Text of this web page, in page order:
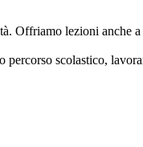
Offriamo lezioni anche
scolastico,